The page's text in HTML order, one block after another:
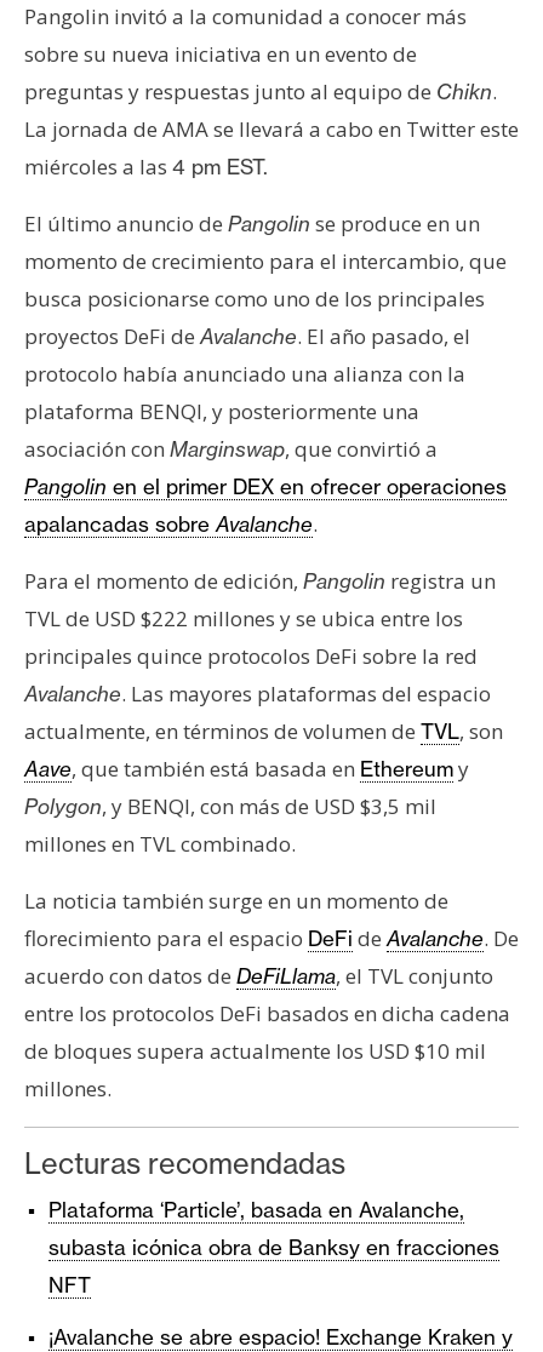
Pangolin invitó a la comunidad a conocer más
sobre su nueva iniciativa en un evento de
preguntas y respuestas junto al equipo de Chikn.
La jornada de AMA se llevará a cabo en Twitter este
miércoles a las 4 pm EST.
El último anuncio de Pangolin se produce en un
momento de crecimiento para el intercambio, que
busca posicionarse como uno de los principales
proyectos DeFi de Avalanche. El año pasado, el
protocolo había anunciado una alianza con la
plataforma BENQI, y posteriormente una
asociación con Marginswap, que convirtió a
Pangolin en el primer DEX en ofrecer operaciones
apalancadas sobre Avalanche.
Para el momento de edición, Pangolin registra un
TVL de USD $222 millones y se ubica entre los
principales quince protocolos DeFi sobre la red
Avalanche. Las mayores plataformas del espacio
actualmente, en términos de volumen de TVL, son
Aave, que también está basada en Ethereumy
Polygon, y BENQI, con más de USD $3,5 mil
millones en TVL combinado.
La noticia también surge en un momento de
florecimiento para el espacio DeFi de Avalanche. De
acuerdo con datos de DeFiLlama, el TVL conjunto
entre los protocolos DeFi basados en dicha cadena
de bloques supera actualmente los USD $10 mil
millones.
Lecturas recomendadas
Plataforma ‘Particle’, basada en Avalanche,
subasta icónica obra de Banksy en fracciones
NFT
¡Avalanche se abre espacio! Exchange Kraken y